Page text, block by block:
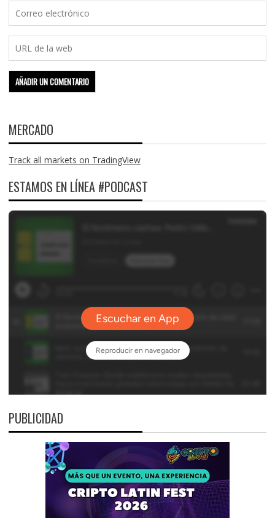
MERCADO
Track all markets on TradingView
ESTAMOS EN LÍNEA #PODCAST
PUBLICIDAD